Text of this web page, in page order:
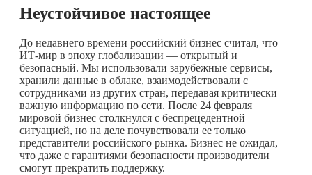
Неустойчивое настоящее
До недавнего времени российский бизнес считал, что
ИТ-мир в эпоху глобализации — открытый и
безопасный. Мы использовали зарубежные сервисы,
хранили данные в облаке, взаимодействовали с
сотрудниками из других стран, передавая критически
важную информацию по сети. После 24 февраля
мировой бизнес столкнулся с беспрецедентной
ситуацией, но на деле почувствовали ее только
представители российского рынка. Бизнес не ожидал,
что даже с гарантиями безопасности производители
смогут прекратить поддержку.